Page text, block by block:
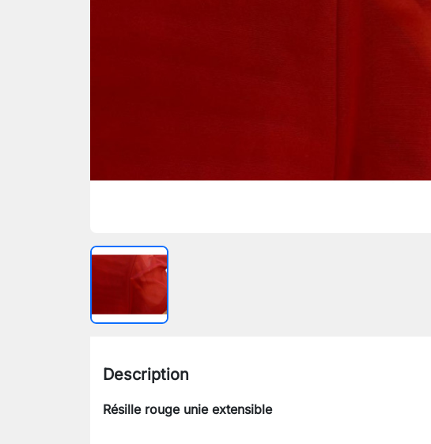
Description
Résille rouge unie extensible